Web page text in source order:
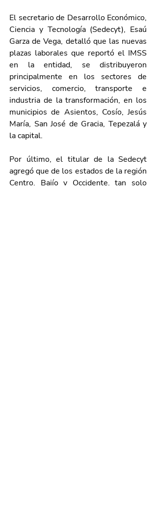
El secretario de Desarrollo Económico,
Ciencia y Tecnología (Sedecyt), Esaú
Garza de Vega, detalló que las nuevas
plazas laborales que reportó el IMSS
en la entidad, se distribuyeron
principalmente en los sectores de
servicios, comercio, transporte e
industria de la transformación, en los
municipios de Asientos, Cosío, Jesús
María, San José de Gracia, Tepezalá y
la capital.
Por último, el titular de la Sedecyt
agregó que de los estados de la región
Centro, Bajío y Occidente, tan solo